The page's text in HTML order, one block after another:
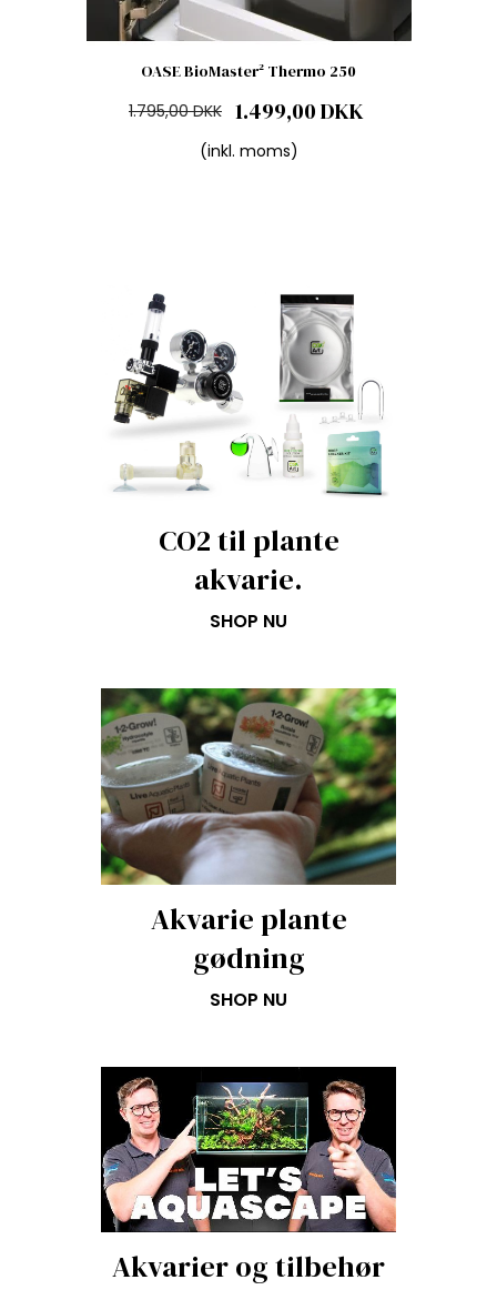
OASE BioMaster² Thermo 250
1.795,00 DKK 1.499,00 DKK
(inkl. moms)
CO2 til plante
akvarie.
SHOP NU
Akvarie plante
gødning
SHOP NU
Akvarier og tilbehør